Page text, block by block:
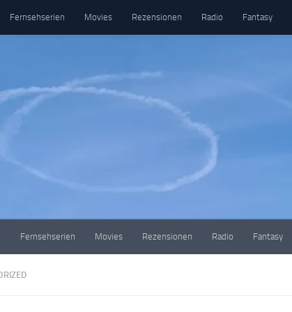
Fernsehserien Movies Rezensionen Radio Fantasy
Fernsehserien Movies Rezensionen Radio Fantasy